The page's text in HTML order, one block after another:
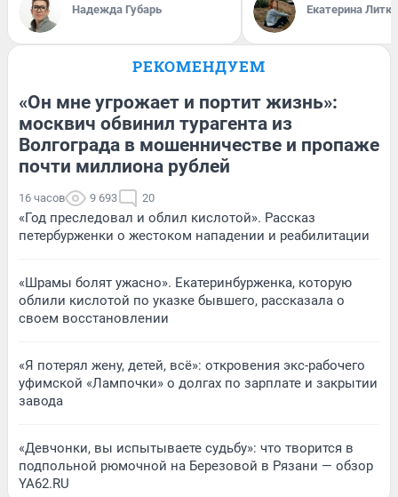
Надежда Губарь Екатерина
РЕКОМЕНДУЕМ
«Он мне угрожает и портит жизнь»:
москвич обвинил турагента из
Волгограда в мошенничестве и пропаже
почти миллиона рублей
16 часов 9 693 20
«Год преследовал и облил кислотой». Рассказ
петербурженки о жестоком нападении и реабилитации
«Шрамы болят ужасно». Екатеринбурженка, которую
облили кислотой по указке бывшего, рассказала о
своем восстановлении
«Я потерял жену, детей, всё»: откровения экс-рабочего
уфимской «Лампочки» о долгах по зарплате и закрытии
завода
«Девчонки, вы испытываете судьбу»: что творится в
подпольной рюмочной на Березовой в Рязани — обзор
YA62.RU